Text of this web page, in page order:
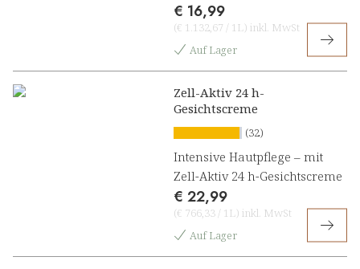
€ 16,99
(€ 1.132,67 / 1L) inkl. MwSt
Auf Lager
Zell-Aktiv 24 h-
Gesichtscreme
(32)
Intensive Hautpflege – mit
Zell-Aktiv 24 h-Gesichtscreme
€ 22,99
(€ 766,33 / 1L) inkl. MwSt
Auf Lager